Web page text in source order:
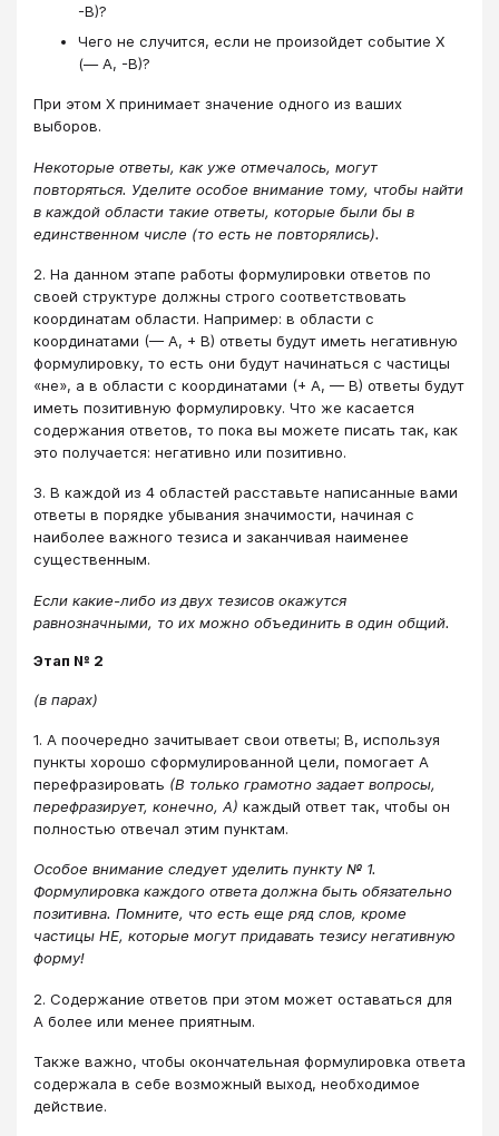
-В)?
Чего не случится, если не произойдет событие Х
(— А, -В)?
При этом Х принимает значение одного из ваших
выборов.
Некоторые ответы, как уже отмечалось, могут
повторяться. Уделите особое внимание тому, чтобы найти
в каждой области такие ответы, которые были бы в
единственном числе (то есть не повторялись).
2. На данном этапе работы формулировки ответов по
своей структуре должны строго соответствовать
координатам области. Например: в области с
координатами (— А, + В) ответы будут иметь негативную
формулировку, то есть они будут начинаться с частицы
«не», а в области с координатами (+ А, — В) ответы будут
иметь позитивную формулировку. Что же касается
содержания ответов, то пока вы можете писать так, как
это получается: негативно или позитивно.
3. В каждой из 4 областей расставьте написанные вами
ответы в порядке убывания значимости, начиная с
наиболее важного тезиса и заканчивая наименее
существенным.
Если какие-либо из двух тезисов окажутся
равнозначными, то их можно объединить в один общий.
Этап № 2
(в парах)
1. А поочередно зачитывает свои ответы; В, используя
пункты хорошо сформулированной цели, помогает А
перефразировать (В только грамотно задает вопросы,
перефразирует, конечно, А) каждый ответ так, чтобы он
полностью отвечал этим пунктам.
Особое внимание следует уделить пункту № 1.
Формулировка каждого ответа должна быть обязательно
позитивна. Помните, что есть еще ряд слов, кроме
частицы НЕ, которые могут придавать тезису негативную
форму!
2. Содержание ответов при этом может оставаться для
А более или менее приятным.
Также важно, чтобы окончательная формулировка ответа
содержала в себе возможный выход, необходимое
действие.